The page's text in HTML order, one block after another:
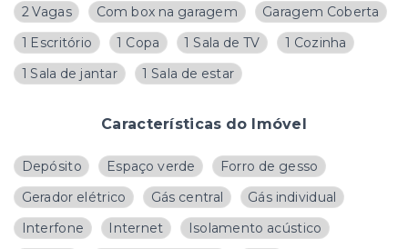
2 Vagas
Com box na garagem
Garagem Coberta
1 Escritório
1 Copa 1 Sala de TV
1 Cozinha
1 Sala de jantar
1 Sala de estar
Características do Imóvel
Depósito Espaço verde
Forro de gesso
Gerador elétrico
Gás central
Gás individual
Interfone
Internet
Isolamento acústico